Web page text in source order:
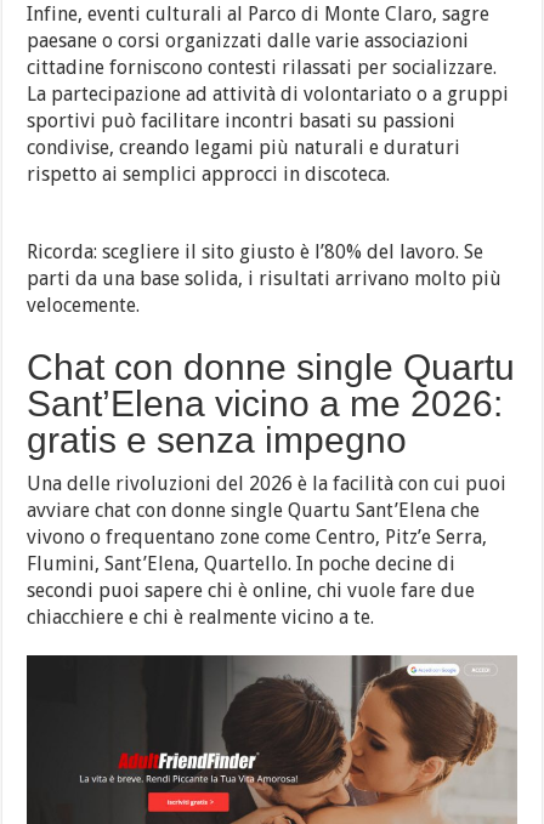
Infine, eventi culturali al Parco di Monte Claro, sagre
paesane o corsi organizzati dalle varie associazioni
cittadine forniscono contesti rilassati per socializzare.
La partecipazione ad attività di volontariato o a gruppi
sportivi può facilitare incontri basati su passioni
condivise, creando legami più naturali e duraturi
rispetto ai semplici approcci in discoteca.
Ricorda: scegliere il sito giusto è l’80% del lavoro. Se
parti da una base solida, i risultati arrivano molto più
velocemente.
Chat con donne single Quartu
Sant’Elena vicino a me 2026:
gratis e senza impegno
Una delle rivoluzioni del 2026 è la facilità con cui puoi
avviare chat con donne single Quartu Sant’Elena che
vivono o frequentano zone come Centro, Pitz’e Serra,
Flumini, Sant’Elena, Quartello. In poche decine di
secondi puoi sapere chi è online, chi vuole fare due
chiacchiere e chi è realmente vicino a te.